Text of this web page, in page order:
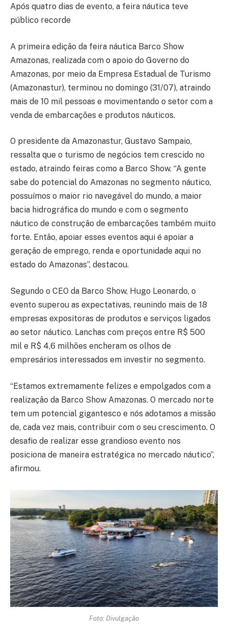
Após quatro dias de evento, a feira náutica teve
público recorde
A primeira edição da feira náutica Barco Show
Amazonas, realizada com o apoio do Governo do
Amazonas, por meio da Empresa Estadual de Turismo
(Amazonastur), terminou no domingo (31/07), atraindo
mais de 10 mil pessoas e movimentando o setor com a
venda de embarcações e produtos náuticos.
O presidente da Amazonastur, Gustavo Sampaio,
ressalta que o turismo de negócios tem crescido no
estado, atraindo feiras como a Barco Show. “A gente
sabe do potencial do Amazonas no segmento náutico,
possuímos o maior rio navegável do mundo, a maior
bacia hidrográfica do mundo e com o segmento
náutico de construção de embarcações também muito
forte. Então, apoiar esses eventos aqui é apoiar a
geração de emprego, renda e oportunidade aqui no
estado do Amazonas”, destacou.
Segundo o CEO da Barco Show, Hugo Leonardo, o
evento superou as expectativas, reunindo mais de 18
empresas expositoras de produtos e serviços ligados
ao setor náutico. Lanchas com preços entre R$ 500
mil e R$ 4,6 milhões encheram os olhos de
empresários interessados em investir no segmento.
“Estamos extremamente felizes e empolgados com a
realização da Barco Show Amazonas. O mercado norte
tem um potencial gigantesco e nós adotamos a missão
de, cada vez mais, contribuir com o seu crescimento. O
desafio de realizar esse grandioso evento nos
posiciona de maneira estratégica no mercado náutico”,
afirmou.
Foto: Divulgação